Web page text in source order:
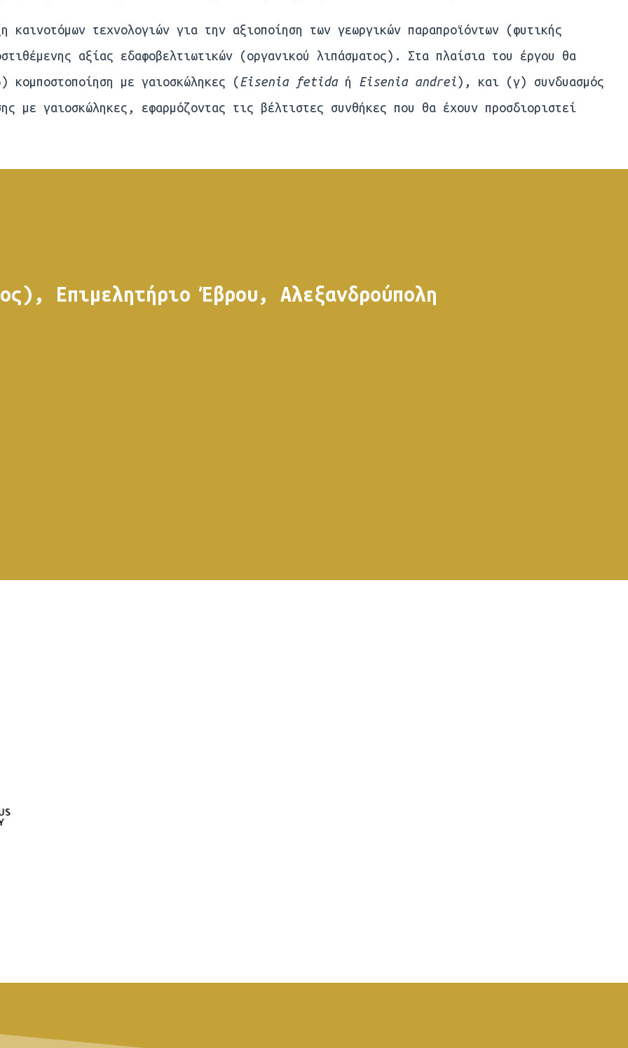
καινοτόμων τεχνολογιών για την αξιοποίηση των γεωργικών παραπροϊόντων (φυτικής
αξίας εδαφοβελτιωτικών (οργανικού λιπάσματος). Στα πλαίσια του έργου θα
κομποστοποίηση με γαιοσκώληκες (Eisenia fetidaή Eisenia andrei), και (γ) συνδυασμός
με γαιοσκώληκες, εφαρμόζοντας τις βέλτιστες συνθήκες που θα έχουν προσδιοριστεί
Επιμελητήριο Έβρου, Αλεξανδρούπολη